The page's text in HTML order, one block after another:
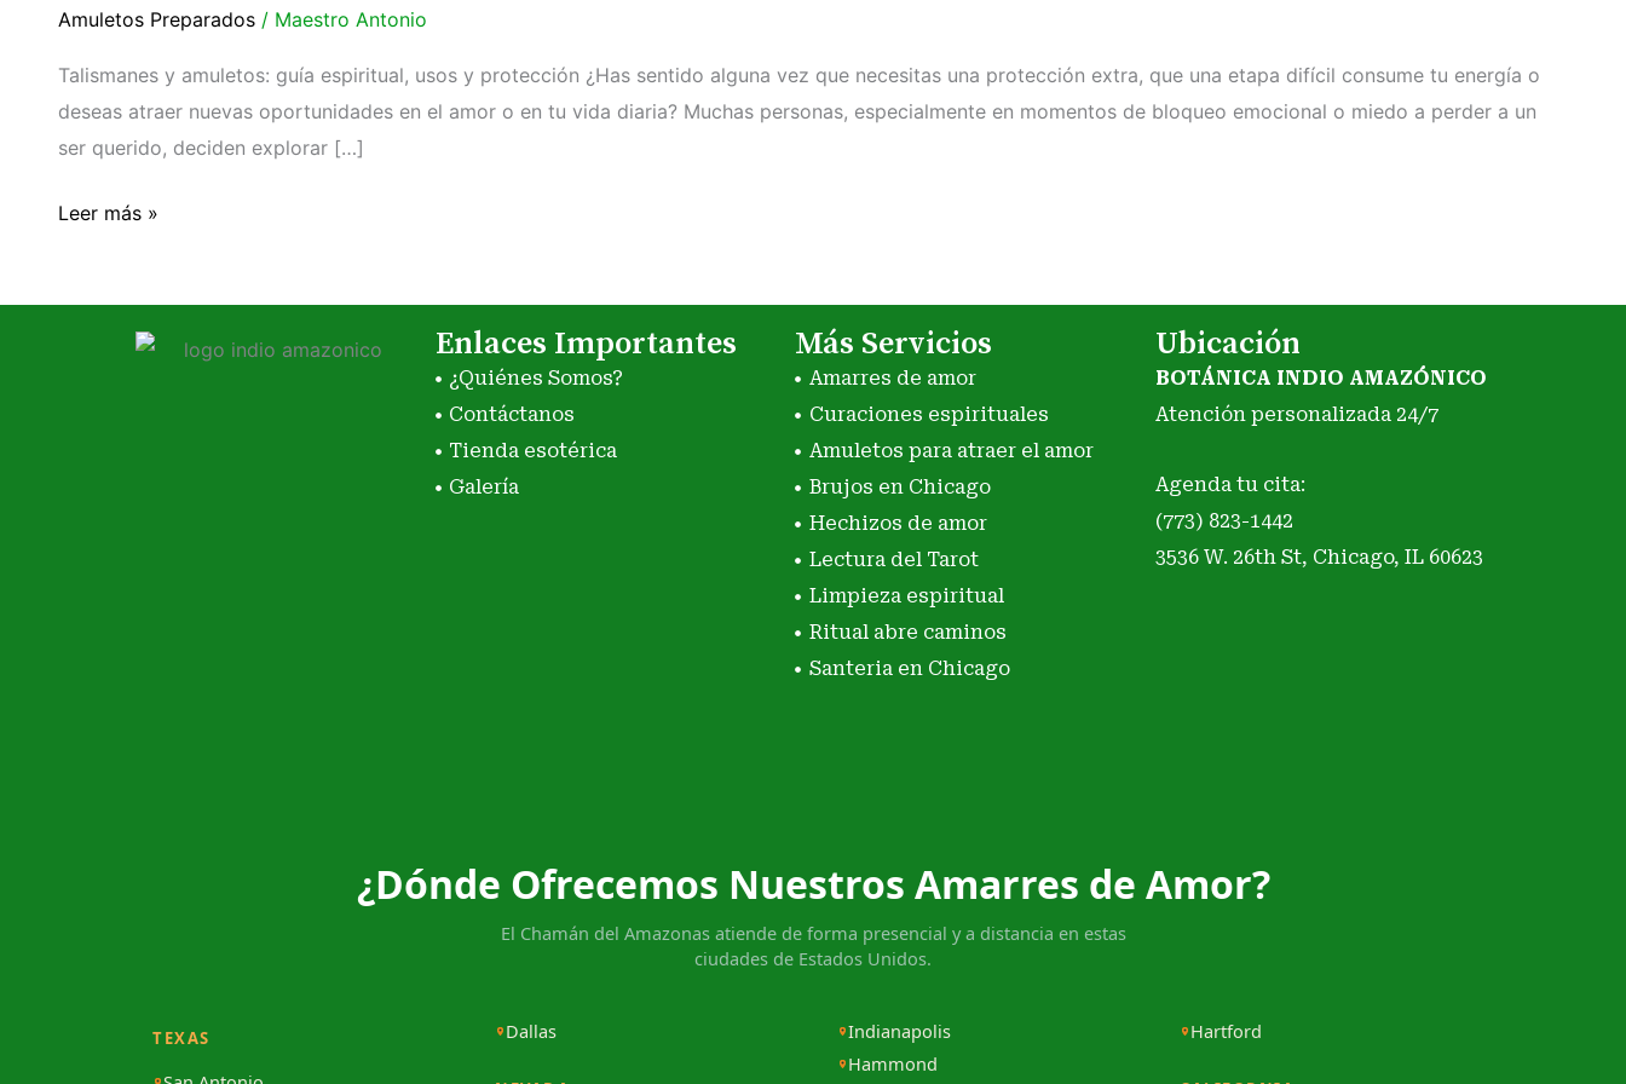
Amuletos Preparados / Maestro Antonio
Talismanes y amuletos: guía espiritual, usos y protección ¿Has sentido alguna vez que necesitas una protección extra, que una etapa difícil consume tu energía o
deseas atraer nuevas oportunidades en el amor o en tu vida diaria? Muchas personas, especialmente en momentos de bloqueo emocional o miedo a perder a un
ser querido, deciden explorar […]
Leer más »
Enlaces Importantes
¿Quiénes Somos?
Contáctanos
Tienda esotérica
Galería
Más Servicios
Amarres de amor
Curaciones espirituales
Amuletos para atraer el amor
Brujos en Chicago
Hechizos de amor
Lectura del Tarot
Limpieza espiritual
Ritual abre caminos
Santeria en Chicago
Ubicación
BOTÁNICA INDIO AMAZÓNICO
Atención personalizada 24/7
Agenda tu cita:
(773) 823-1442
3536 W. 26th St, Chicago, IL 60623
¿Dónde Ofrecemos Nuestros Amarres de Amor?
El Chamán del Amazonas atiende de forma presencial y a distancia en estas
ciudades de Estados Unidos.
TEXAS Dallas
Indianapolis
Hammond
Hartford